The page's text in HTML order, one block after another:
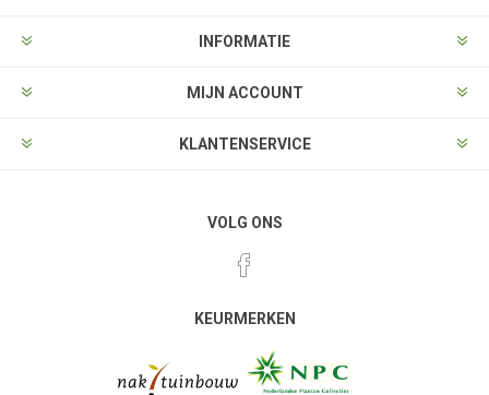
INFORMATIE
MIJN ACCOUNT
KLANTENSERVICE
VOLG ONS
KEURMERKEN